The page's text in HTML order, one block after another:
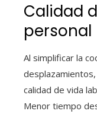
Calidad
personal
Al simplificar la
calidad de vida
Menor tiempo